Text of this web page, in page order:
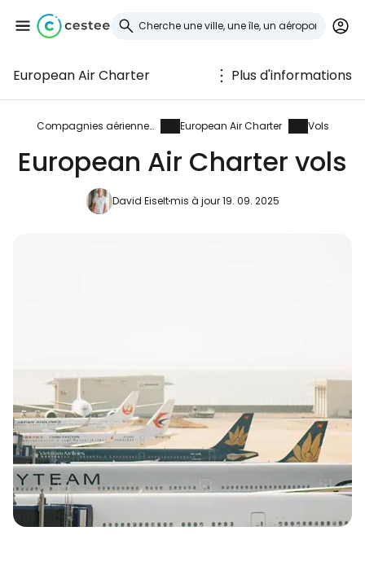
European Air Charter Plus d'informations
Compagnies aériennes European Air Charter Vols
European Air Charter vols
David Eiseltmis à jour 19. 09. 2025
Se connecter à
Cestee
... la communauté mondiale des voyageurs
électronique